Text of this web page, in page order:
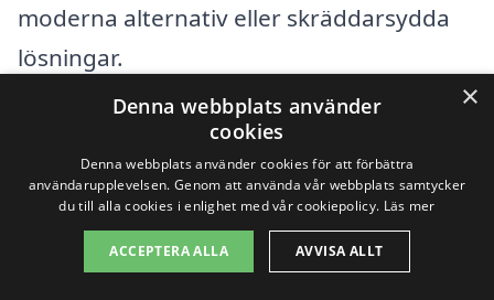
moderna alternativ eller skräddarsydda
lösningar.
Några av de städer du kan överväga när
du letar efter stängsel i Landeryd
inkluderar:
Hyltebruk
×
Denna webbplats använder
cookies
Denna webbplats använder cookies för att förbättra
användarupplevelsen. Genom att använda vår webbplats samtycker
du till alla cookies i enlighet med vår cookiepolicy. Läs mer
ACCEPTERA ALLA AVVISA ALLT